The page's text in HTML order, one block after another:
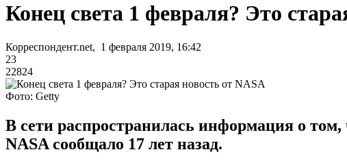
Конец света 1 февраля? Это
Корреспондент.net, 1 февраля 2019, 16:42
23
22824
Фото: Getty
В сети распространилась информация о том,
NASA сообщало 17 лет назад.